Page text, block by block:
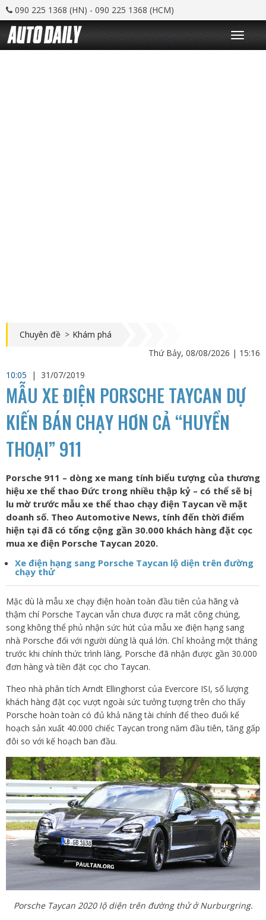
090 225 1368 (HN) - 090 225 1368 (HCM)
T
o
g
Chuyên đề > Khám phá
Thứ Bảy, 08/08/2026 | 15:16
10:05
| 31/07/2019
MẪU XE ĐIỆN PORSCHE TAYCAN DỰ
KIẾN BÁN CHẠY HƠN CẢ “HUYỀN
THOẠI” 911
Porsche 911 – dòng xe mang tính biểu tượng của thương
hiệu xe thể thao Đức trong nhiều thập kỷ – có thể sẽ bị
lu mờ trước mẫu xe thể thao chạy điện Taycan về mặt
doanh số. Theo Automotive News, tính đến thời điểm
hiện tại đã có tổng cộng gần 30.000 khách hàng đặt cọc
mua xe điện Porsche Taycan 2020.
Xe điện hạng sang Porsche Taycan lộ diện trên đường
chạy thử
Mặc dù là mẫu xe chạy điện hoàn toàn đầu tiên của hãng và
thậm chí Porsche Taycan vẫn chưa được ra mắt công chúng,
song không thể phủ nhận sức hút của mẫu xe điện hạng sang
nhà Porsche đối với người dùng là quá lớn. Chỉ khoảng một tháng
trước khi chính thức trình làng, Porsche đã nhận được gần 30.000
đơn hàng và tiền đặt cọc cho Taycan.
Theo nhà phân tích Arndt Ellinghorst của Evercore ISI, số lượng
khách hàng đặt cọc vượt ngoài sức tưởng tượng trên cho thấy
Porsche hoàn toàn có đủ khả năng tài chính để theo đuổi kế
hoạch sản xuất 40.000 chiếc Taycan trong năm đầu tiên, tăng gấp
đôi so với kế hoạch ban đầu.
Porsche Taycan 2020 lộ diện trên đường thử ở Nurburgring.